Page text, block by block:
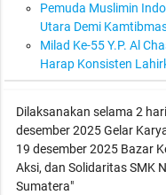
Pemuda Muslimin
Utara Demi
Milad Ke-55 Y.P. Al
Harap Konsisten
Dilaksanakan selama 2
desember 2025 Gelar
19 desember 2025 Bazar
Aksi, dan Solidaritas SMK
Sumatera"